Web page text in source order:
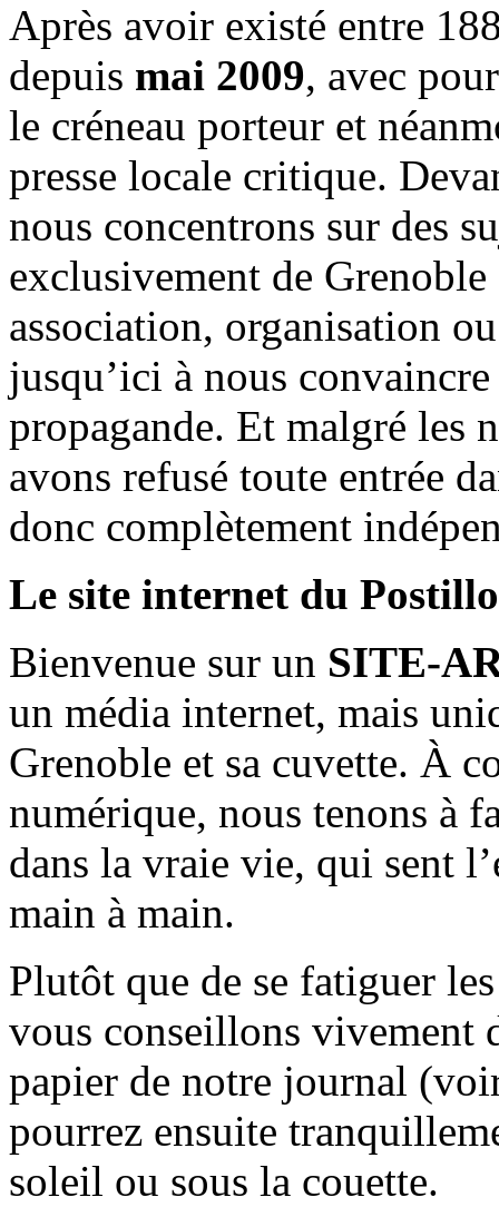
Après avoir existé entre
depuis mai 2009, avec
le créneau porteur et
presse locale critique.
nous concentrons sur des
exclusivement de
association, organisation
jusqu’ici à nous
propagande. Et malgré les
avons refusé toute entrée
donc complètement
Le site internet du
Bienvenue sur un SITE-
un média internet, mais
Grenoble et sa cuvette. À
numérique, nous tenons à
dans la vraie vie, qui sent
main à main.
Plutôt que de se fatiguer
vous conseillons vivement
papier de notre journal
pourrez ensuite
soleil ou sous la couette.